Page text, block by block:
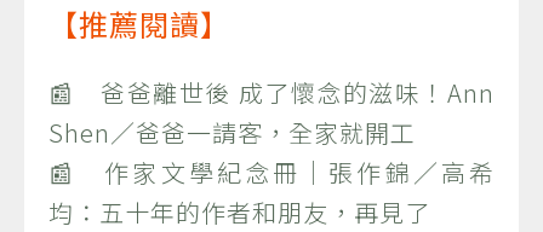
【推薦閱讀】
📰 爸爸離世後 成了懷念的滋味！Ann
Shen／爸爸一請客，全家就開工
📰 作家文學紀念冊｜張作錦／高希
均：五十年的作者和朋友，再見了